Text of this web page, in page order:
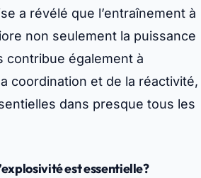
a révélé que l’entraînement à
non seulement la puissance
contribue également à
coordination et de la réactivité,
dans presque tous les
est essentielle?